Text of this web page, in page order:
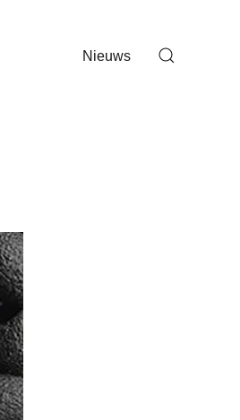
Nieuws